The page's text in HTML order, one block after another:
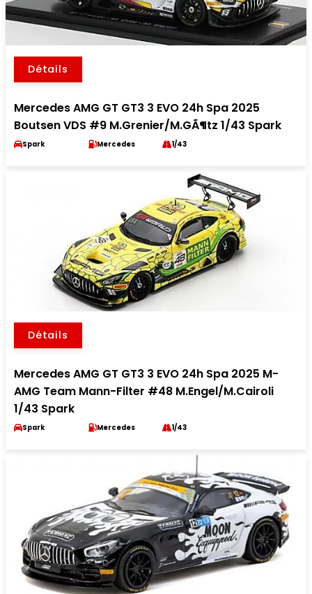
Détails
Mercedes AMG GT GT3 3 EVO 24h Spa 2025
Boutsen VDS #9 M.Grenier/M.GÃ¶tz 1/43 Spark
Spark Mercedes 1/43
Détails
Mercedes AMG GT GT3 3 EVO 24h Spa 2025 M-
AMG Team Mann-Filter #48 M.Engel/M.Cairoli
1/43 Spark
Spark Mercedes 1/43